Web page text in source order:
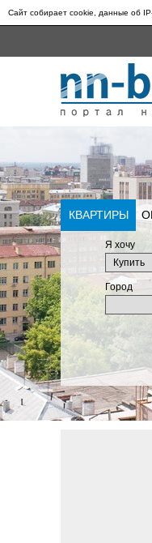
Сайт собирает cookie, данные об
КВАРТИРЫ
Я хочу
Город